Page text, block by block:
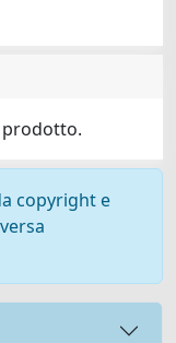
prodotto.
copyright e